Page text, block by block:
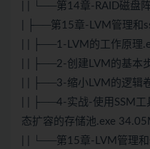
| | └──第14章-RAID磁盘
| ├──第15章-LVM管理和
| | ├──1-LVM的工作原理
| | ├──2-创建LVM的基本
| | ├──3-缩小LVM的逻辑
| | ├──4-实战-使用SSM工
态扩容的存储池.exe
| | └──第15章-LVM管理